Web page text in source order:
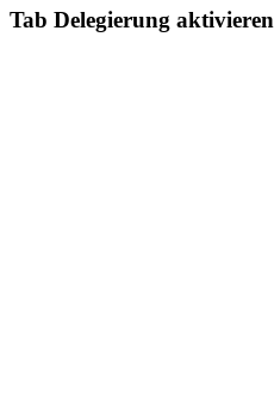
Tab Delegierung aktivieren